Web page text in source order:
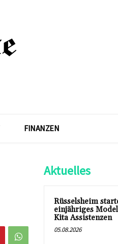
FINANZEN
Aktuelles
Rüsselsheim
einjähriges
Kita Assistenzen
05.08.2026